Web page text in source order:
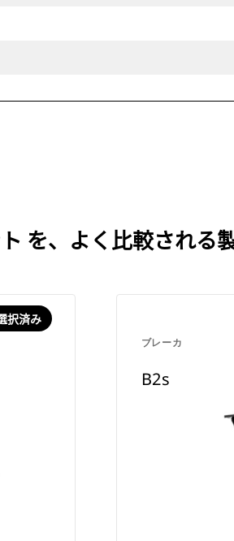
を、よく比較される
択済み
ブレーカ
B2s